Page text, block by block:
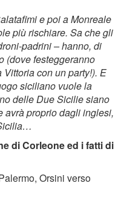
e poi a Monreale
più rischiare. Sa che gli
padrini – hanno, di
(dove festeggeranno
con un party!). E
siciliano vuole la
delle Due Sicilie siano
avrà proprio dagli inglesi,
di Corleone ed i fatti di
Orsini verso